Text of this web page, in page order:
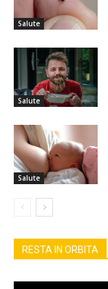
Salute
Salute
Salute
RESTA IN ORBITA